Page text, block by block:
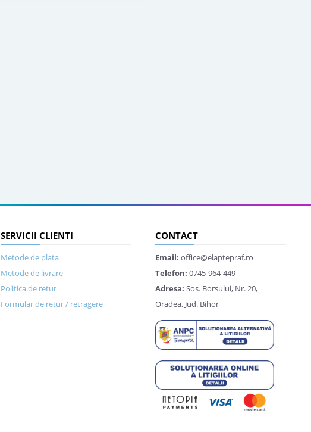
SERVICII CLIENTI
Metode de plata
Metode de livrare
Politica de retur
Formular de retur / retragere
CONTACT
Email: office@elaptepraf.ro
Telefon: 0745-964-449
Adresa: Sos. Borsului, Nr. 20,
Oradea, Jud. Bihor